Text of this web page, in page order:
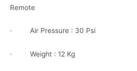
Remote
· Air Pressure : 30 Psi
· Weight : 12 Kg